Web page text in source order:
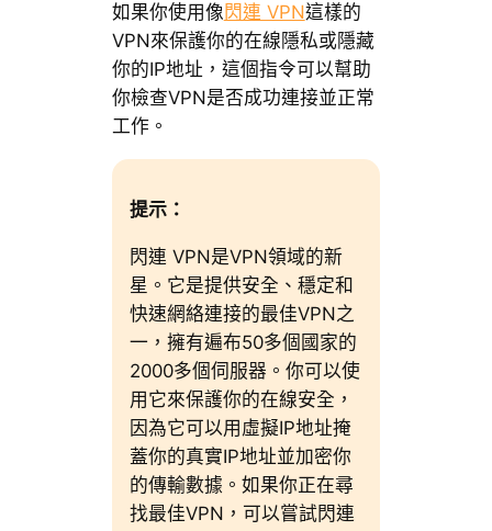
如果你使用像閃連 VPN這樣的
VPN來保護你的在線隱私或隱藏
你的IP地址，這個指令可以幫助
你檢查VPN是否成功連接並正常
工作。
提示：
閃連 VPN是VPN領域的新
星。它是提供安全、穩定和
快速網絡連接的最佳VPN之
一，擁有遍布50多個國家的
2000多個伺服器。你可以使
用它來保護你的在線安全，
因為它可以用虛擬IP地址掩
蓋你的真實IP地址並加密你
的傳輸數據。如果你正在尋
找最佳VPN，可以嘗試閃連